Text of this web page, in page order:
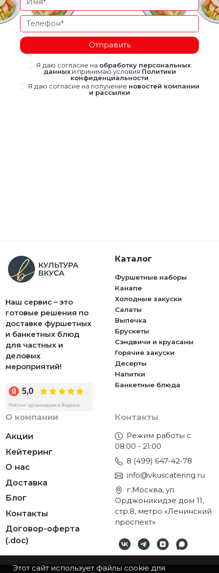
Отправить
Я даю согласие на обработку персональных
данныхи принимаю условия Политики
конфиденциальности
Я даю согласие на получение новостей компании
и рассылки
Наш сервис – это
готовые решения по
доставке фуршетных
и банкетных блюд
для частных и
деловых
мероприятий!
Каталог
Фуршетные наборы
Канапе
Холодные закуски
Салаты
Выпечка
Брускеты
Сэндвичи и круасаны
Горячие закуски
Десерты
Напитки
Банкетные блюда
О компании
Акции
Кейтеринг
О нас
Доставка
Блог
Контакты
Договор-оферта
(.doc)
Контакты
Режим работы с
08:00 - 21:00
8 (499) 647-42-78
info@vkuscatering.ru
г.Москва, ул.
Орджоникидзе дом 11,
стр.8, метро «Ленинский
проспект»
Этот сайт использует файлы cookie для